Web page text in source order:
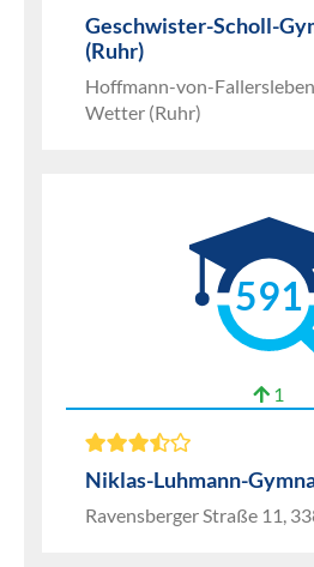
Geschwister-Scholl-
(Ruhr)
Hoffmann-von-
Wetter (Ruhr)
591
1
Niklas-Luhmann-
Ravensberger Straße 11,